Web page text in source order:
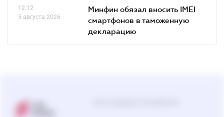
12.12
5 августа 2026
Минфин обязал вносить IMEI
смартфонов в таможенную
декларацию